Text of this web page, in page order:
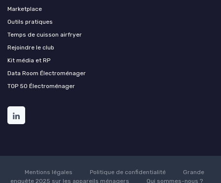
Marketplace
Outils pratiques
Temps de cuisson airfryer
Rejoindre le club
Kit média et RP
Data Room Électroménager
TOP 50 Électroménager
Mentions légales Politique de confidentialité
Grande
enquête 2025 sur les appareils ménagers
Qui sommes-nous ?